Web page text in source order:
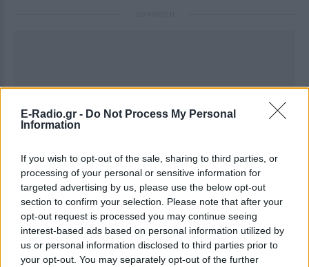
E-Radio.gr - Do Not Process My Personal
Information
If you wish to opt-out of the sale, sharing to third parties, or
processing of your personal or sensitive information for
targeted advertising by us, please use the below opt-out
section to confirm your selection. Please note that after your
opt-out request is processed you may continue seeing
interest-based ads based on personal information utilized by
us or personal information disclosed to third parties prior to
your opt-out. You may separately opt-out of the further